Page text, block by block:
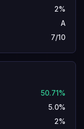
2%
A
7/10
50.71%
5.0%
2%